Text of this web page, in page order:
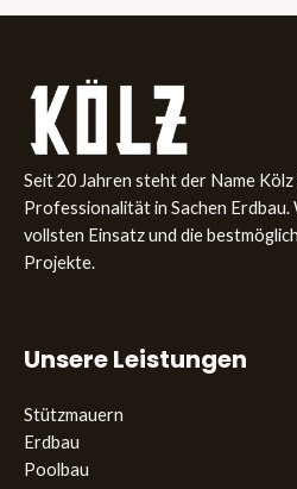
Seit 20 Jahren steht der Name
Professionalität in Sachen
­vollsten Einsatz und die
Projekte.
Unsere Leistungen
Stützmauern
Erdbau
Poolbau